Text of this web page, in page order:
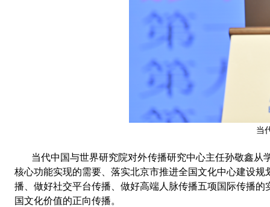
当
当代中国与世界研究院对外传播研究中心主任孙敬鑫从
核心功能实现的需要
落实北京市推进全国文化中心建设
播
做好社交平台传播
做好高端人脉传播五项国际传播的
国文化价值的正向传播。